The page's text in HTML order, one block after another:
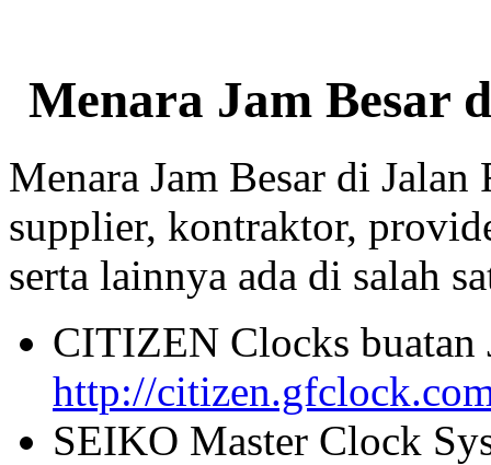
Menara Jam Besar
Menara Jam Besar di Jalan
supplier, kontraktor,
serta lainnya ada di salah
CITIZEN Clocks buatan
http://
SEIKO Master Clock